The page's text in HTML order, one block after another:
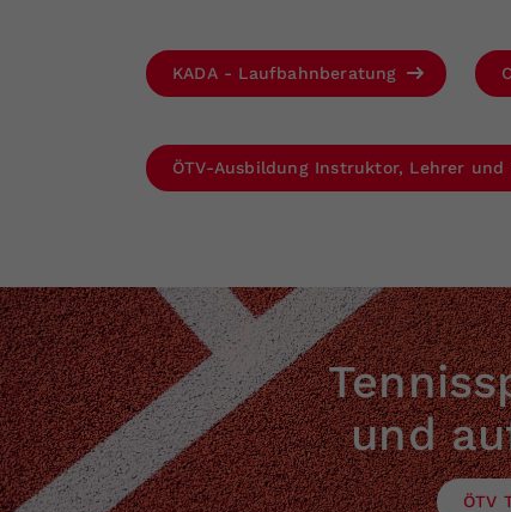
KADA - Laufbahnberatung
ÖTV-Ausbildung Instruktor, Lehrer und
und
ÖTV